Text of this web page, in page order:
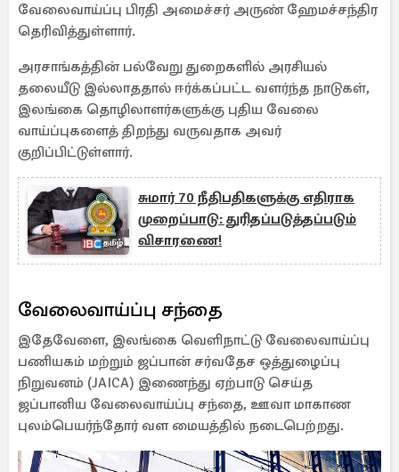
வேலைவாய்ப்பு பிரதி அமைச்சர் அருண் ஹேமச்சந்திர
தெரிவித்துள்ளார்.
அரசாங்கத்தின் பல்வேறு துறைகளில் அரசியல்
தலையீடு இல்லாததால் ஈர்க்கப்பட்ட வளர்ந்த நாடுகள்,
இலங்கை தொழிலாளர்களுக்கு புதிய வேலை
வாய்ப்புகளைத் திறந்து வருவதாக அவர்
குறிப்பிட்டுள்ளார்.
சுமார் 70 நீதிபதிகளுக்கு எதிராக
முறைப்பாடு: துரிதப்படுத்தப்படும்
விசாரணை!
வேலைவாய்ப்பு சந்தை
இதேவேளை, இலங்கை வெளிநாட்டு வேலைவாய்ப்பு
பணியகம் மற்றும் ஜப்பான் சர்வதேச ஒத்துழைப்பு
நிறுவனம் (JAICA) இணைந்து ஏற்பாடு செய்த
ஜப்பானிய வேலைவாய்ப்பு சந்தை, ஊவா மாகாண
புலம்பெயர்ந்தோர் வள மையத்தில் நடைபெற்றது.